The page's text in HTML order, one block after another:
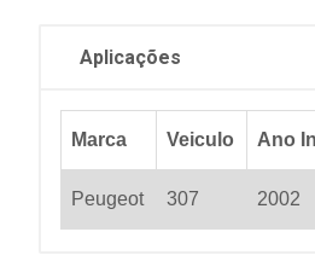
Aplicações
Marca Veiculo Ano
Peugeot 307 2002